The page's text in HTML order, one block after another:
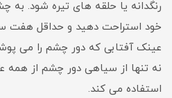
رنگدانه یا حلقه های تیره شود.
خود استراحت دهید و حداقل هفت
عینک آفتابی که دور چشم را می
نه تنها از سیاهی دور چشم از همه
استفاده می کند.